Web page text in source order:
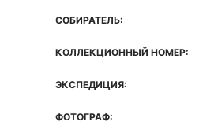
СОБИРАТЕЛЬ:
КОЛЛЕКЦИОННЫЙ НОМЕР:
ЭКСПЕДИЦИЯ:
ФОТОГРАФ: